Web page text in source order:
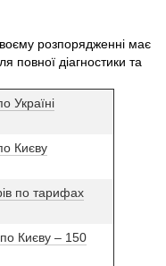
розпорядженні має
повної діагностики та
Україні
Києву
по тарифах
Києву – 150